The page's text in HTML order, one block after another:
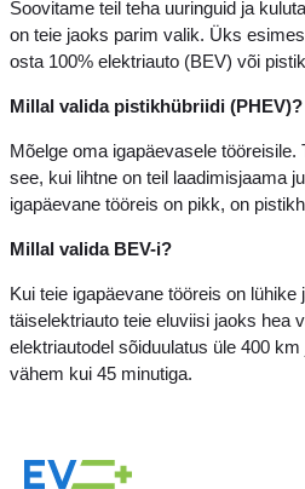
Soovitame teil teha uuringuid ja
on teie jaoks parim valik. Üks
osta 100% elektriauto (BEV) või
Millal valida pistikhübriidi (PHEV)?
Mõelge oma igapäevasele tööreisile.
see, kui lihtne on teil laadimisjaama
igapäevane tööreis on pikk, on
Millal valida BEV-i?
Kui teie igapäevane tööreis on lühike
täiselektriauto teie eluviisi jaoks hea
elektriautodel sõiduulatus üle 400
vähem kui 45 minutiga.